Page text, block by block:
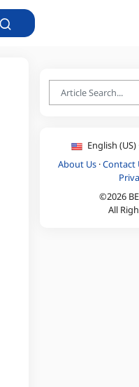
English (US)
About Us ·Contact
©2026
All